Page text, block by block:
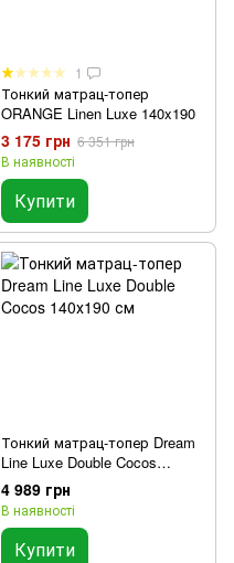
1
Тонкий матрац-топер
ORANGE Linen Luxe 140x190
3 175 грн 6 351 грн
В наявності
Купити
Тонкий матрац-топер Dream
Line Luxe Double Cocos
140х190 см
4 989 грн
В наявності
Купити